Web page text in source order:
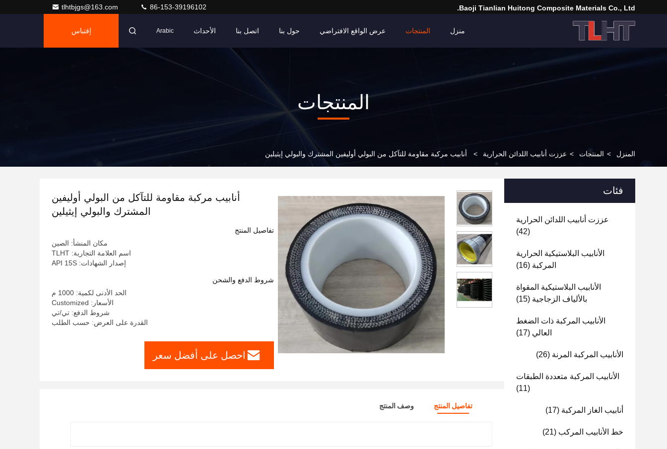
Baoji Tianlian Huitong Composite Materials Co., Ltd.
tlhtbjgs@163.com 86-153-39196102
منزل المنتجات عرض الواقع الافتراضي حول بنا اتصل بنا الأحداث Arabic إقتباس
المنتجات
المنزل > المنتجات > عززت أنابيب اللدائن الحرارية > أنابيب مركبة مقاومة للتآكل من البولي أوليفين المشترك والبولي إيثيلين
فئات
عززت أنابيب اللدائن الحرارية
(42)
الأنابيب البلاستيكية الحرارية
المركبة (16)
الأنابيب البلاستيكية المقواة
بالألياف الزجاجية (15)
الأنابيب المركبة ذات الضغط
العالي (17)
الأنابيب المركبة المرنة (26)
الأنابيب المركبة متعددة الطبقات
(11)
أنابيب الغاز المركبة (17)
خط الأنابيب المركب (21)
أنابيب مركبة مقاومة للتآكل من البولي أوليفين
المشترك والبولي إيثيلين
تفاصيل المنتج
مكان المنشأ: الصين
اسم العلامة التجارية: TLHT
إصدار الشهادات: API 15S
شروط الدفع والشحن
الحد الأدنى لكمية: 1000 م
الأسعار: Customized
شروط الدفع: تي/تي
القدرة على العرض: حسب الطلب
احصل على أفضل سعر
تفاصيل المنتج وصف المنتج